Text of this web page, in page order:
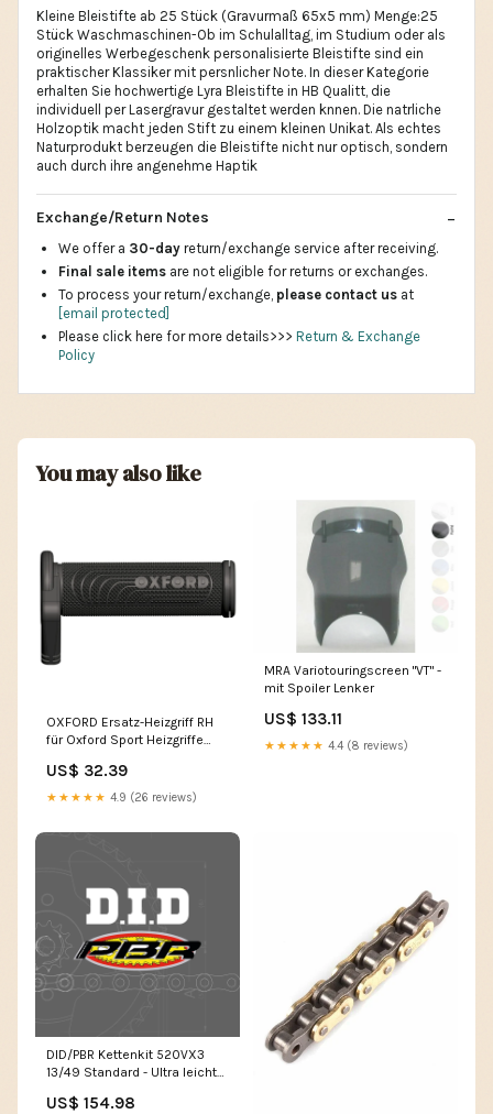
Kleine Bleistifte ab 25 Stück (Gravurmaß 65x5 mm) Menge:25
Stück Waschmaschinen-Ob im Schulalltag, im Studium oder als
originelles Werbegeschenk personalisierte Bleistifte sind ein
praktischer Klassiker mit persnlicher Note. In dieser Kategorie
erhalten Sie hochwertige Lyra Bleistifte in HB Qualitt, die
individuell per Lasergravur gestaltet werden knnen. Die natrliche
Holzoptik macht jeden Stift zu einem kleinen Unikat. Als echtes
Naturprodukt berzeugen die Bleistifte nicht nur optisch, sondern
auch durch ihre angenehme Haptik
Exchange/Return Notes
We offer a 30-day return/exchange service after receiving.
Final sale items are not eligible for returns or exchanges.
To process your return/exchange, please contact us at
[email protected]
Please click here for more details>>> Return & Exchange
Policy
You may also like
OXFORD Ersatz-Heizgriff RH
für Oxford Sport Heizgriffe
US$ 32.39
★★★★★ 4.9 (26 reviews)
MRA Variotouringscreen "VT" -
mit Spoiler Lenker
US$ 133.11
★★★★★ 4.4 (8 reviews)
DID/PBR Kettenkit 520VX3
13/49 Standard - Ultra leicht
US$ 154.98